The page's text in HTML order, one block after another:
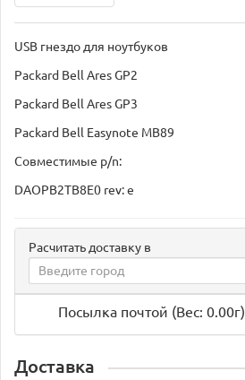
USB гнездо для ноутбуков
Packard Bell Ares GP2
Packard Bell Ares GP3
Packard Bell Easynote MB89
Совместимые p/n:
DAOPB2TB8E0 rev: e
Расчитать доставку в
Посылка почтой (Вес: 0.00г)
Доставка